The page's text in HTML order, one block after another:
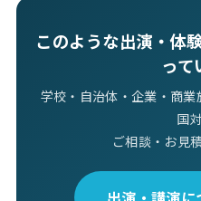
このような出演・体
って
学校・自治体・企業・商
国
ご相談・お見